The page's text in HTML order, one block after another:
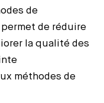
de
de réduire
la qualité des
méthodes de